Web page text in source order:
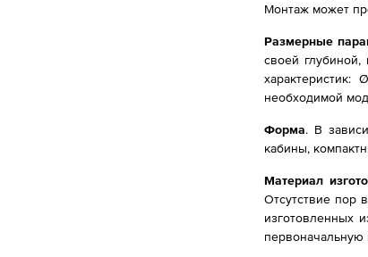
Монтаж может
Размерные
своей
необходимой
Форма. В
кабины,
Материал
Отсутствие пор
изготовленных
первоначальную